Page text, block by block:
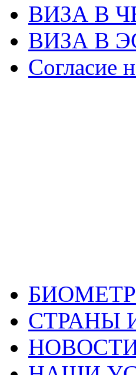
ВИЗА В
ВИЗА В
Согласие
СТРАНЫ